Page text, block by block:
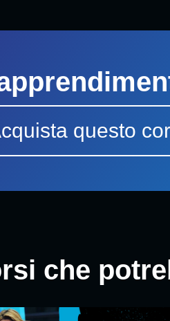
questo
che